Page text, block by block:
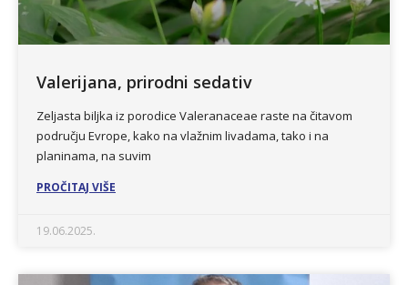
Valerijana, prirodni sedativ
Zeljasta biljka iz porodice Valeranaceae raste na čitavom
području Evrope, kako na vlažnim livadama, tako i na
planinama, na suvim
PROČITAJ VIŠE
19.06.2025.